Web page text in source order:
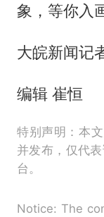
象，等你入
大皖新闻记
编辑 崔恒
特别声明：本
并发布，仅代
台。
Notice: The